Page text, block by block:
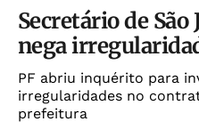
Secretário de São
nega
PF abriu inquérito para
irregularidades no
prefeitura